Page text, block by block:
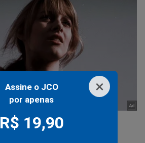
×
Assine o JCO
por apenas
R$ 19,90